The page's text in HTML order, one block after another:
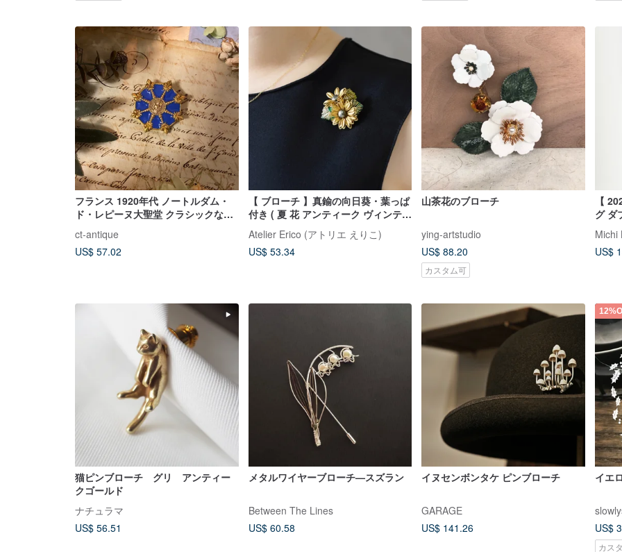
フランス 1920年代 ノートルダム・
ド・レピーヌ大聖堂 クラシックなブ
ーチ
ct-antique
US$ 57.02
【 ブローチ 】真鍮の向日葵・葉っぱ
付き ( 夏 花 アンティーク ヴィンテー
Atelier Erico (アトリエ えりこ)
US$ 53.34
山茶花のブローチ
ying-artstudio
US$ 88.20
カスタム可
【
グ ダ
Michi
US$
猫ピンブローチ グリ アンティー
クゴールド
ナチュラマ
US$ 56.51
メタルワイヤーブローチ—スズラン
Between The Lines
US$ 60.58
イヌセンボンタケ ピンブローチ
GARAGE
US$ 141.26
イエ
US$
カス